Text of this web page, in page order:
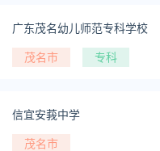
广东茂名幼儿师范专科学校
茂名市 专科
信宜安莪中学
茂名市